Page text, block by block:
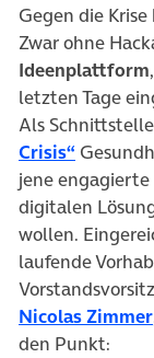
Gegen die
Zwar ohne
Ideenplattform
letzten Tage
Als
Crisis“ (öffnet
jene
digitalen
wollen.
laufende
Nicolas Zimmer
den Punkt: